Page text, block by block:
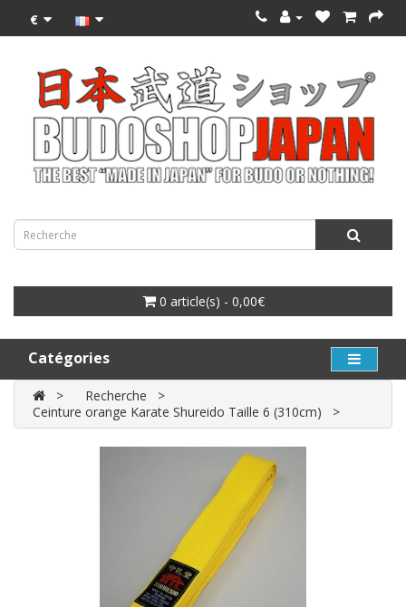
€
0 article(s) - 0,00€
Catégories
Recherche
Ceinture orange Karate Shureido Taille 6 (310cm)